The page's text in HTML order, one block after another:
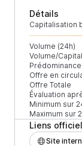
Détails
Capitalisation
Volume (24h)
Volume/
Offre en
Offre Totale
Évaluation
Minimum sur
Maximum sur
Liens
Site